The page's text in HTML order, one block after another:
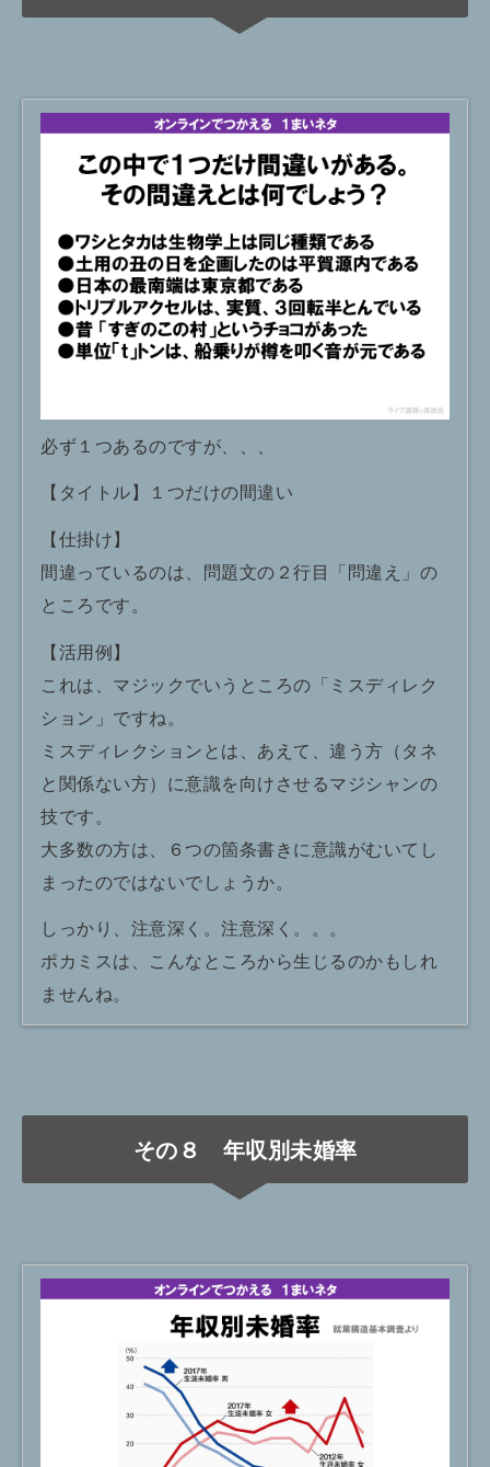
必ず１つあるのですが、、、
【タイトル】１つだけの間違い
【仕掛け】
間違っているのは、問題文の２行目「問違え」の
ところです。
【活用例】
これは、マジックでいうところの「ミスディレク
ション」ですね。
ミスディレクションとは、あえて、違う方（タネ
と関係ない方）に意識を向けさせるマジシャンの
技です。
大多数の方は、６つの箇条書きに意識がむいてし
まったのではないでしょうか。
しっかり、注意深く。注意深く。。。
ポカミスは、こんなところから生じるのかもしれ
ませんね。
その８ 年収別未婚率